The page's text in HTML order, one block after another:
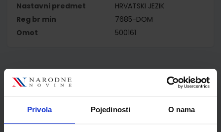
Privola Pojedinosti O nama
Nastavni predmet
HRVATSKI JEZIK
Reg br min
7685-DOM
Omot
500161
Kupci najčešće biraju..